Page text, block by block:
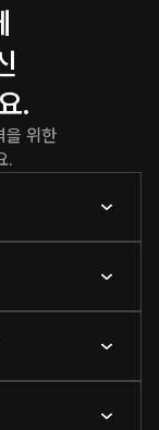
.
을 위한
.